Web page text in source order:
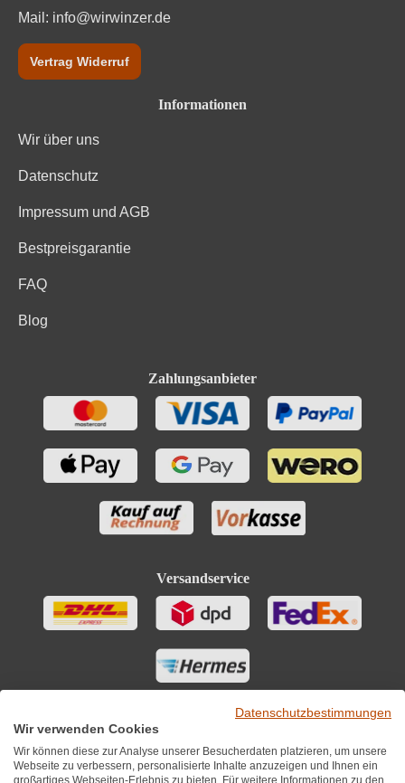
Mail: info@wirwinzer.de
Vertrag Widerruf
Informationen
Wir über uns
Datenschutz
Impressum und AGB
Bestpreisgarantie
FAQ
Blog
Zahlungsanbieter
Versandservice
Datenschutzbestimmungen
Wir verwenden Cookies
Wir können diese zur Analyse unserer Besucherdaten platzieren, um unsere
Webseite zu verbessern, personalisierte Inhalte anzuzeigen und Ihnen ein
großartiges Webseiten-Erlebnis zu bieten. Für weitere Informationen zu den